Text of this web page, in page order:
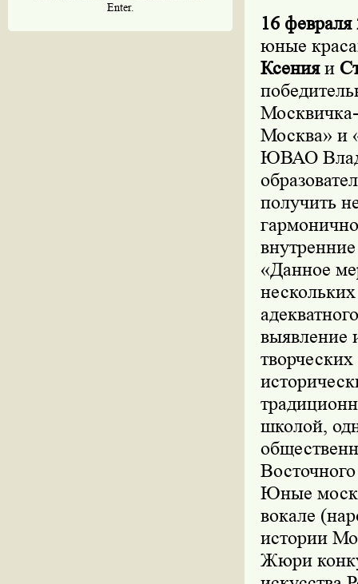
Enter.
16 февраля
юные
Ксенияи
Москва» и
ЮВАО
получить
«Данное
выявление
школой,
Юные
вокале
истории
Жюри